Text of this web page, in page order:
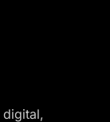
digital,